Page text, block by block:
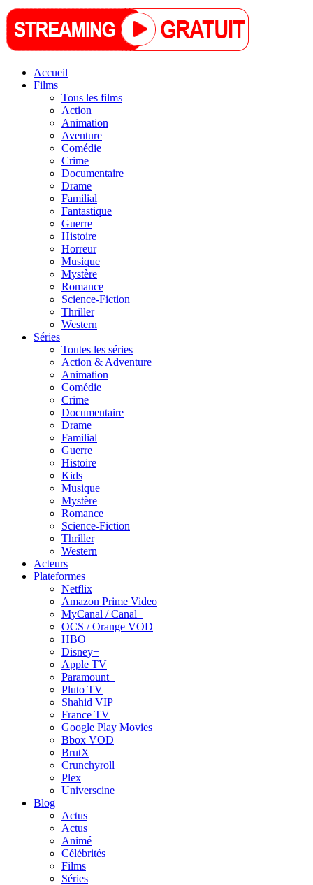
Accueil
Films
Tous les films
Action
Animation
Aventure
Comédie
Crime
Documentaire
Drame
Familial
Fantastique
Guerre
Histoire
Horreur
Musique
Mystère
Romance
Science-Fiction
Thriller
Western
Séries
Toutes les séries
Action & Adventure
Animation
Comédie
Crime
Documentaire
Drame
Familial
Guerre
Histoire
Kids
Musique
Mystère
Romance
Science-Fiction
Thriller
Western
Acteurs
Plateformes
Netflix
Amazon Prime Video
MyCanal / Canal+
OCS / Orange VOD
HBO
Disney+
Apple TV
Paramount+
Pluto TV
Shahid VIP
France TV
Google Play Movies
Bbox VOD
BrutX
Crunchyroll
Plex
Universcine
Blog
Actus
Actus
Animé
Célébrités
Films
Séries